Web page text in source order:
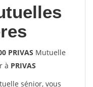
PRIVAS Mutuelle
à PRIVAS
sénior, vous